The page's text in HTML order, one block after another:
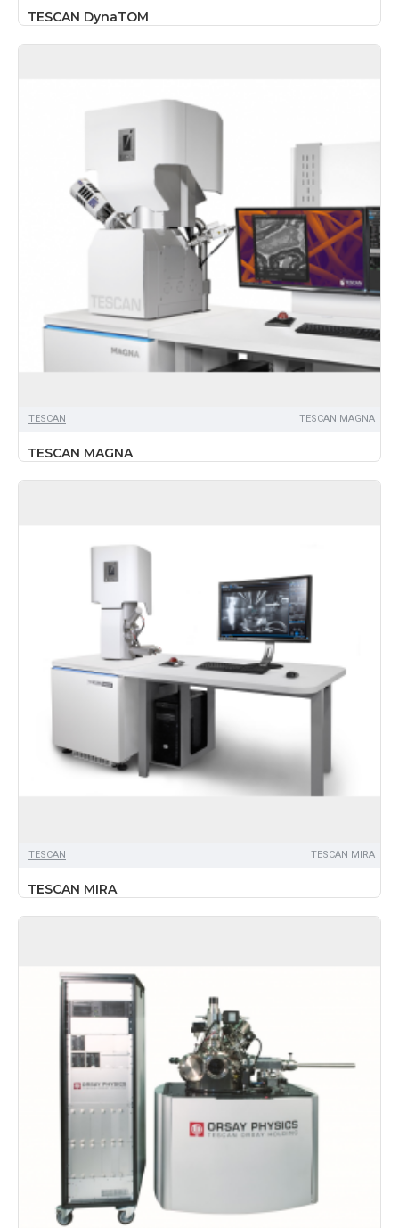
TESCAN DynaTOM
TЕSCAN TESCAN MAGNA
TESCAN MAGNA
TЕSCAN TESCAN MIRA
TESCAN MIRA